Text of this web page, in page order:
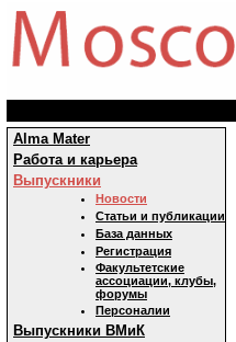
Alma Mater
Работа и карьера
Выпускники
Новости
Статьи и публикации
База данных
Регистрация
Факультетские
ассоциации, клубы,
форумы
Персоналии
Выпускники ВМиК